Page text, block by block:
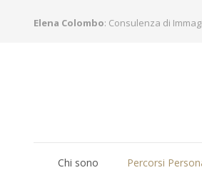
Elena Colombo: Consulenza di
Chi sono Percorsi